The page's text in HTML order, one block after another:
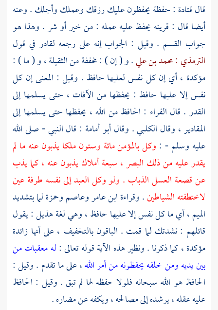
قالقتادة : حفظة يحفظون عليك رزقك وعملك وأجلك . وعنه
أيضا قال : قرينه يحفظ عليه عمله : من خير أو شر . وهذا هو
جواب القسم . وقيل : الجواب إنه على رجعه لقادر في قول
الترمذي : محمد بن علي. و ( إن ) : مخففة من الثقيلة ، و ( ما ) :
مؤكدة ، أي إن كل نفس لعليها حافظ . وقيل : المعنى إن كل
نفس إلا عليها حافظ : يحفظها من الآفات ، حتى يسلمها إلى
القدر . قال الفراء : الحافظ من الله ، يحفظها حتى يسلمها إلى
المقادير ، وقال الكلبي. وقالأبو أمامة : قال النبي - صلى الله
عليه وسلم - : وكل بالمؤمن مائة وستون ملكا يذبون عنه ما لم
يقدر عليه من ذلك البصر ، سبعة أملاك يذبون عنه ، كما يذب
عن قصعة العسل الذباب . ولو وكل العبد إلى نفسه طرفة عين
لاختطفته الشياطين. وقراءةابن عامروعاصموحمزةلما بتشديد
الميم ، أي ما كل نفس إلا عليها حافظ ، وهي لغةهذيل: يقول
قائلهم : نشدتك لما قمت . الباقون بالتخفيف ، على أنها زائدة
مؤكدة ، كما ذكرنا . ونظير هذه الآية قوله تعالى :له معقبات من
بين يديه ومن خلفه يحفظونه من أمر الله، على ما تقدم . وقيل :
الحافظ هو الله سبحانه فلولا حفظه لها لم تبق . وقيل : الحافظ
عليه عقله ، يرشده إلى مصالحه ، ويكفه عن مضاره .